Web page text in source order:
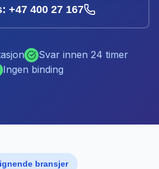
+47 400 27 167
Svar innen 24 timer
Ingen binding
bransjer